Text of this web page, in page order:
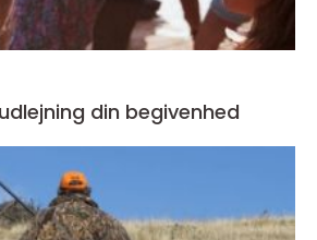
din begivenhed